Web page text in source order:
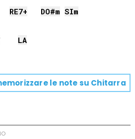
RE7+ DO#m SIm
LA
le note su Chitarra